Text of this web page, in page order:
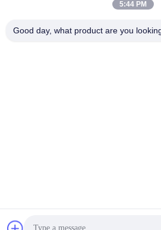
Adres
lambası lityum pil Tedarikçi. Telif
5:44 PM
Good day, what product are you